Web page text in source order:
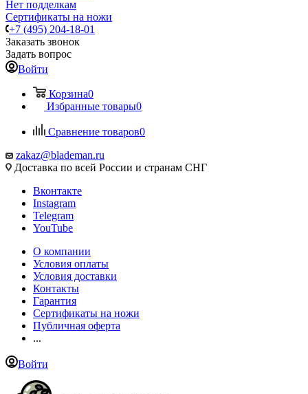
Нет подделкам
Сертификаты на ножи
+7 (495) 204-18-01
Заказать звонок
Задать вопрос
Войти
Корзина0
Избранные товары0
Сравнение товаров0
zakaz@blademan.ru
Доставка по всей России и странам СНГ
Вконтакте
Instagram
Telegram
YouTube
О компании
Условия оплаты
Условия доставки
Контакты
Гарантия
Сертификаты на ножи
Публичная оферта
...
Войти